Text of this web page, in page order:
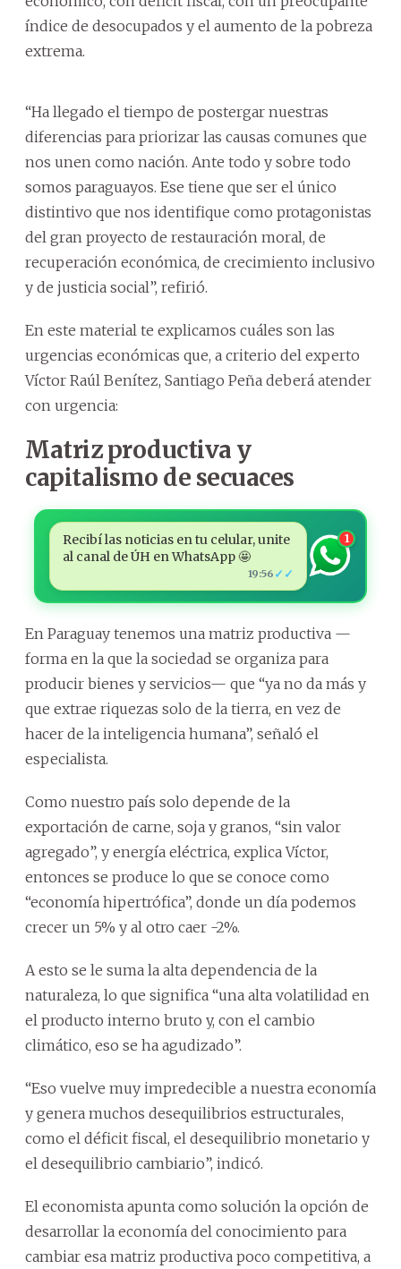
índice de desocupados y el aumento de la pobreza
extrema.
“Ha llegado el tiempo de postergar nuestras
diferencias para priorizar las causas comunes que
nos unen como nación. Ante todo y sobre todo
somos paraguayos. Ese tiene que ser el único
distintivo que nos identifique como protagonistas
del gran proyecto de restauración moral, de
recuperación económica, de crecimiento inclusivo
y de justicia social”, refirió.
En este material te explicamos cuáles son las
urgencias económicas que, a criterio del experto
Víctor Raúl Benítez, Santiago Peña deberá atender
con urgencia:
Matriz productiva y
capitalismo de secuaces
Recibí las noticias en tu celular, unite
al canal de ÚH en WhatsApp 🤩
19:56 ✓✓
1
En Paraguay tenemos una matriz productiva —
forma en la que la sociedad se organiza para
producir bienes y servicios— que “ya no da más y
que extrae riquezas solo de la tierra, en vez de
hacer de la inteligencia humana”, señaló el
especialista.
Como nuestro país solo depende de la
exportación de carne, soja y granos, “sin valor
agregado”, y energía eléctrica, explica Víctor,
entonces se produce lo que se conoce como
“economía hipertrófica”, donde un día podemos
crecer un 5% y al otro caer -2%.
A esto se le suma la alta dependencia de la
naturaleza, lo que significa “una alta volatilidad en
el producto interno bruto y, con el cambio
climático, eso se ha agudizado”.
“Eso vuelve muy impredecible a nuestra economía
y genera muchos desequilibrios estructurales,
como el déficit fiscal, el desequilibrio monetario y
el desequilibrio cambiario”, indicó.
El economista apunta como solución la opción de
desarrollar la economía del conocimiento para
cambiar esa matriz productiva poco competitiva, a